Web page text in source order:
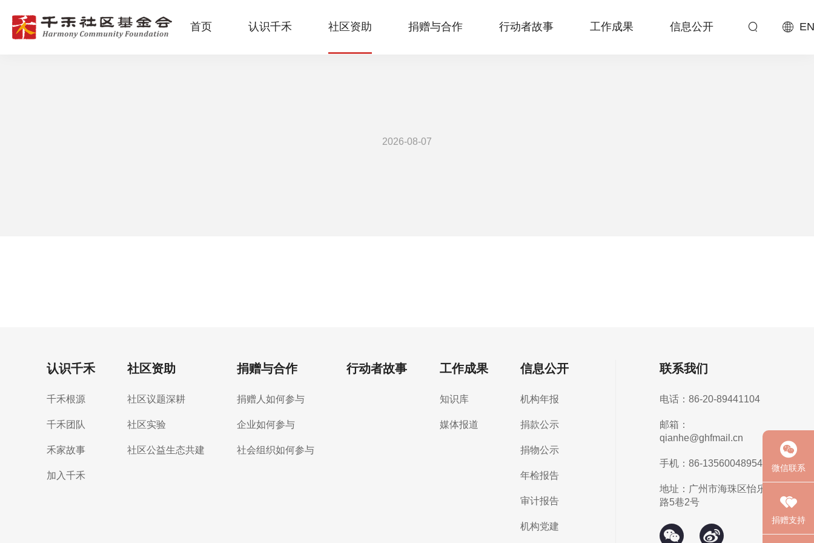
首页 认识千禾 社区资助 捐赠与合作 行动者故事 工作成果 信息公开
2026-08-07
认识千禾
千禾根源
千禾团队
禾家故事
加入千禾
社区资助
社区议题深耕
社区实验
社区公益生态共建
捐赠与合作
捐赠人如何参与
企业如何参与
社会组织如何参与
行动者故事 工作成果
知识库
媒体报道
信息公开
机构年报
捐款公示
捐物公示
年检报告
审计报告
机构党建
联系我们
电话：86-20-89441104
邮箱：
qianhe@ghfmail.cn
手机：86-13560048954
地址：广州市海珠区怡乐
路5巷2号
微信联系
捐赠支持